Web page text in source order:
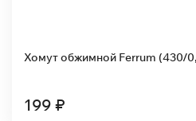
Хомут обжимной Ferrum (430/
199 ₽